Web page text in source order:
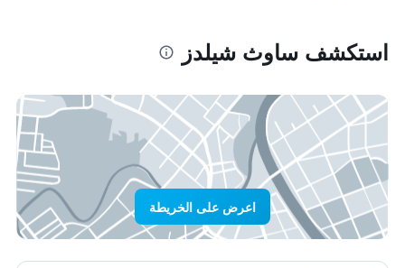
استكشف ساوث شيلدز
اعرض على الخريطة